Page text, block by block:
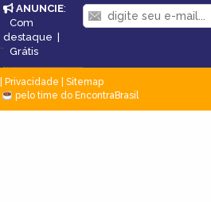
ANUNCIE:
Com
destaque
Grátis
Privacidade
Sitemap
pelo time do EncontraBrasil